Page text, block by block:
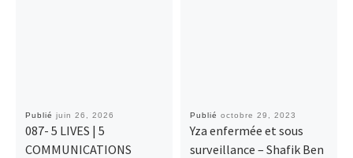
Publié juin 26, 2026
087- 5 LIVES | 5
COMMUNICATIONS
Publié octobre 29, 2023
Yza enfermée et sous
surveillance – Shafik Ben